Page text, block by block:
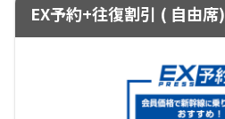
EX予約+往復割引 ( 自由席)